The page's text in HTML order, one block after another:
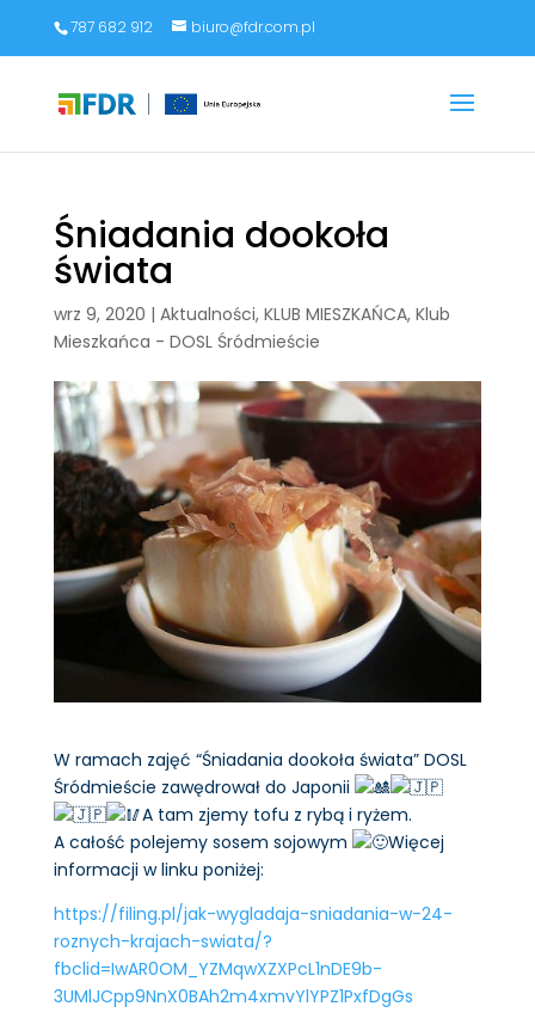
787 682 912 biuro@fdr.com.pl
Śniadania dookoła
świata
wrz 9, 2020 | Aktualności, KLUB MIESZKAŃCA, Klub
Mieszkańca - DOSL Śródmieście
W ramach zajęć “Śniadania dookoła świata” DOSL
Śródmieście zawędrował do Japonii
A tam zjemy tofu z rybą i ryżem.
A całość polejemy sosem sojowym
Więcej
informacji w linku poniżej:
https://filing.pl/jak-wygladaja-sniadania-w-24-
roznych-krajach-swiata/?
fbclid=IwAR0OM_YZMqwXZXPcL1nDE9b-
3UMlJCpp9NnX0BAh2m4xmvYlYPZ1PxfDgGs